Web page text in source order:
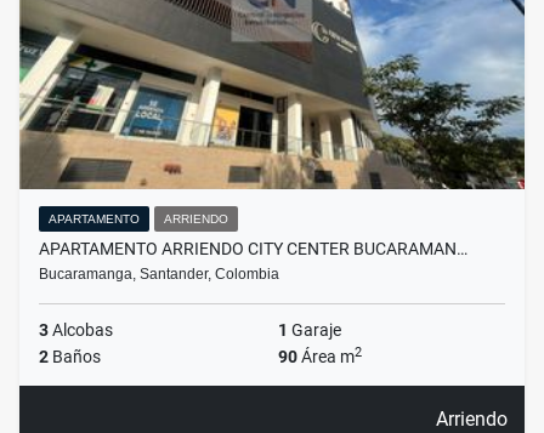
APARTAMENTO ARRIENDO
APARTAMENTO ARRIENDO CITY CENTER BUCARAMAN…
Bucaramanga, Santander, Colombia
3Alcobas 1 Garaje
2 Baños 90Área m2
Arriendo